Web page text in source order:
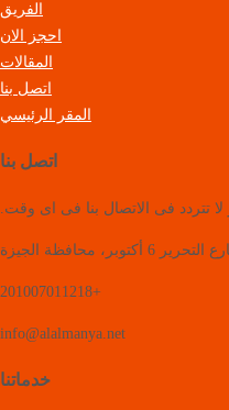
الفريق
احجز الان
المقالات
اتصل بنا
المقر الرئيسي
اتصل بنا
تتردد فى الاتصال بنا فى اى وقت.
6 أكتوبر، محافظة الجيزة
+201007011218
خدماتنا